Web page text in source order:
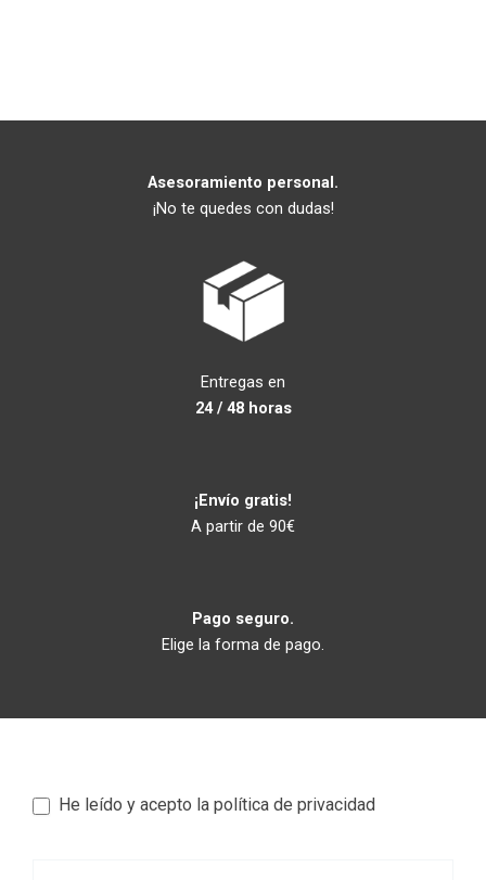
Asesoramiento personal.
¡No te quedes con dudas!
Entregas en
24 / 48 horas
¡Envío gratis!
A partir de 90€
Pago seguro.
Elige la forma de pago.
Newsletter
He leído y acepto la política de privacidad